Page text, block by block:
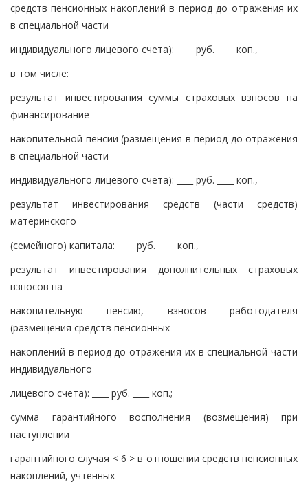
средств пенсионных накоплений в период до отражения их
в специальной части
индивидуального лицевого счета): ____ руб. ____ коп.,
в том числе:
результат инвестирования суммы страховых взносов на
финансирование
накопительной пенсии (размещения в период до отражения
в специальной части
индивидуального лицевого счета): ____ руб. ____ коп.,
результат инвестирования средств (части средств)
материнского
(семейного) капитала: ____ руб. ____ коп.,
результат инвестирования дополнительных страховых
взносов на
накопительную пенсию, взносов работодателя
(размещения средств пенсионных
накоплений в период до отражения их в специальной части
индивидуального
лицевого счета): ____ руб. ____ коп.;
сумма гарантийного восполнения (возмещения) при
наступлении
гарантийного случая < 6 > в отношении средств пенсионных
накоплений, учтенных